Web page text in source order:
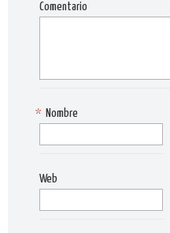
Comentario
Nombre
*
Web